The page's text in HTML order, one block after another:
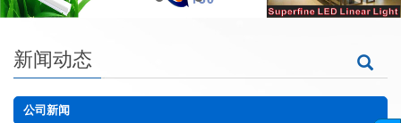
新闻动态
公司新闻